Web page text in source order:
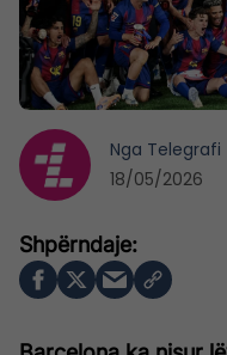
Nga Telegrafi
18/05/2026